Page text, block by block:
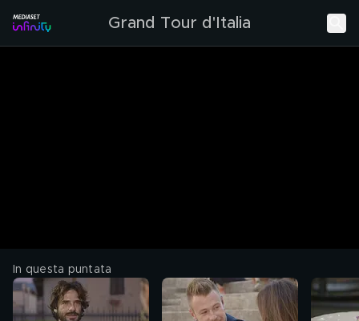
Grand Tour d'Italia
In questa puntata